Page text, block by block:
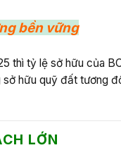
bền vững
thì tỷ lệ sở hữu của
hữu quỹ đất tương
LỚN